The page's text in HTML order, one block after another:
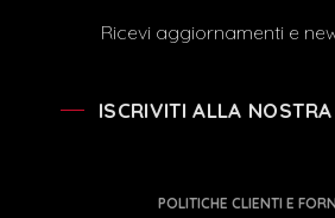
Ricevi aggiornamenti e
ISCRIVITI ALLA
POLITICHE CLIENTI E